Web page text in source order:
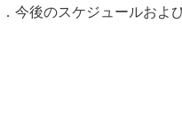
今後のスケジュールおよ